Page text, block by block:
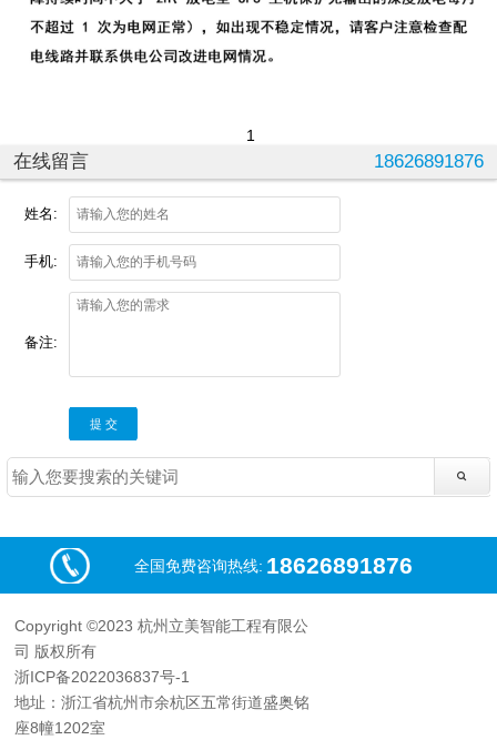
1
在线留言 18626891876
姓名:
手机:
备注:
提 交
全国免费咨询热线: 18626891876
Copyright ©2023 杭州立美智能工程有限公
司 版权所有
浙ICP备2022036837号-1
地址：浙江省杭州市余杭区五常街道盛奥铭
座8幢1202室